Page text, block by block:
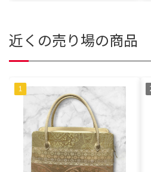
近くの売り場の商品